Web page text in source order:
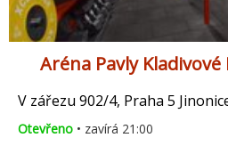
Aréna Pavly Kladivové
V zářezu 902/4, Praha 5
Otevřeno • zavírá 21:00